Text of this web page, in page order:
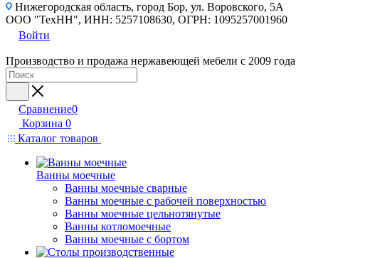
Нижегородская область, город Бор, ул. Воровского, 5А
ООО "ТехНН", ИНН: 5257108630, ОГРН: 1095257001960
Войти
Производство и продажа нержавеющей мебели с 2009 года
Сравнение0
Корзина 0
Каталог товаров
Ванны моечные
Ванны моечные сварные
Ванны моечные с рабочей поверхностью
Ванны моечные цельнотянутые
Ванны котломоечные
Ванны моечные с бортом